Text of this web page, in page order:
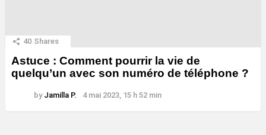
40 Shares
Astuce : Comment pourrir la vie de
quelqu’un avec son numéro de téléphone ?
by Jamilla P. 4 mai 2023, 15 h 52 min